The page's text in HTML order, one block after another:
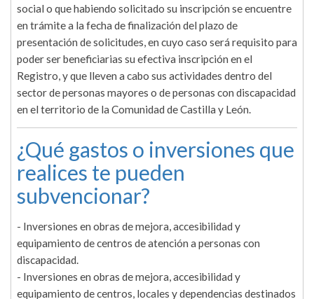
social o que habiendo solicitado su inscripción se encuentre
en trámite a la fecha de finalización del plazo de
presentación de solicitudes, en cuyo caso será requisito para
poder ser beneficiarias su efectiva inscripción en el
Registro, y que lleven a cabo sus actividades dentro del
sector de personas mayores o de personas con discapacidad
en el territorio de la Comunidad de Castilla y León.
¿Qué gastos o inversiones que
realices te pueden
subvencionar?
- Inversiones en obras de mejora, accesibilidad y
equipamiento de centros de atención a personas con
discapacidad.
- Inversiones en obras de mejora, accesibilidad y
equipamiento de centros, locales y dependencias destinados